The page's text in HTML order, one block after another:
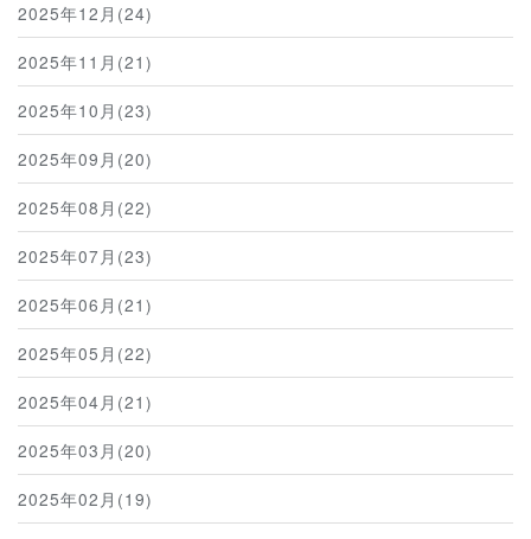
2025年12月(24)
2025年11月(21)
2025年10月(23)
2025年09月(20)
2025年08月(22)
2025年07月(23)
2025年06月(21)
2025年05月(22)
2025年04月(21)
2025年03月(20)
2025年02月(19)